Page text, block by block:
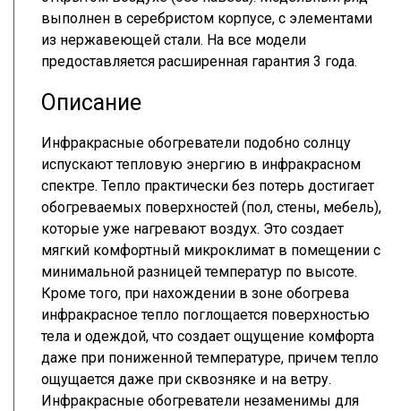
выполнен в серебристом корпусе, с элементами
из нержавеющей стали. На все модели
предоставляется расширенная гарантия 3 года.
Описание
Инфракрасные обогреватели подобно солнцу
испускают тепловую энергию в инфракрасном
спектре. Тепло практически без потерь достигает
обогреваемых поверхностей (пол, стены, мебель),
которые уже нагревают воздух. Это создает
мягкий комфортный микроклимат в помещении с
минимальной разницей температур по высоте.
Кроме того, при нахождении в зоне обогрева
инфракрасное тепло поглощается поверхностью
тела и одеждой, что создает ощущение комфорта
даже при пониженной температуре, причем тепло
ощущается даже при сквозняке и на ветру.
Инфракрасные обогреватели незаменимы для